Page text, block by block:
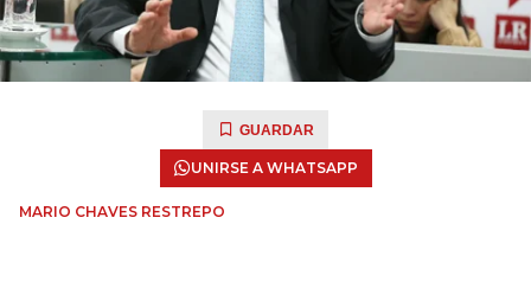
GUARDAR
UNIRSE A WHATSAPP
MARIO CHAVES RESTREPO